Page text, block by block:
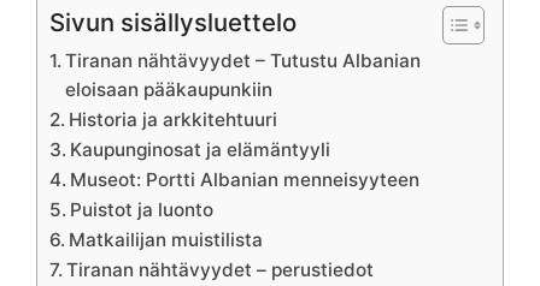
Sivun sisällysluettelo
Tiranan nähtävyydet – Tutustu Albanian
eloisaan pääkaupunkiin
Historia ja arkkitehtuuri
Kaupunginosat ja elämäntyyli
Museot: Portti Albanian menneisyyteen
Puistot ja luonto
Matkailijan muistilista
Tiranan nähtävyydet – perustiedot